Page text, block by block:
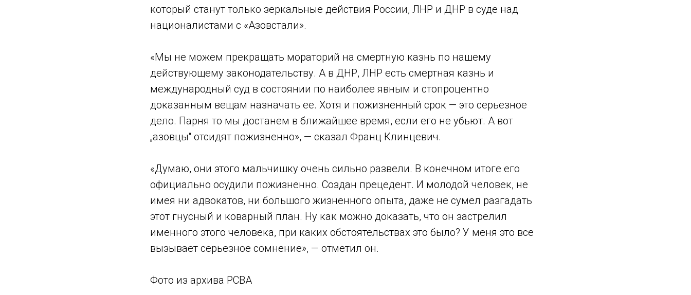
который станут только зеркальные действия России, ЛНР и ДНР в суде над
националистами с «Азовстали».
«Мы не можем прекращать мораторий на смертную казнь по нашему
действующему законодательству. А в ДНР, ЛНР есть смертная казнь и
международный суд в состоянии по наиболее явным и стопроцентно
доказанным вещам назначать ее. Хотя и пожизненный срок — это серьезное
дело. Парня то мы достанем в ближайшее время, если его не убьют. А вот
„азовцы“ отсидят пожизненно», — сказал Франц Клинцевич.
«Думаю, они этого мальчишку очень сильно развели. В конечном итоге его
официально осудили пожизненно. Создан прецедент. И молодой человек, не
имея ни адвокатов, ни большого жизненного опыта, даже не сумел разгадать
этот гнусный и коварный план. Ну как можно доказать, что он застрелил
именного этого человека, при каких обстоятельствах это было? У меня это все
вызывает серьезное сомнение», — отметил он.
Фото из архива РСВА